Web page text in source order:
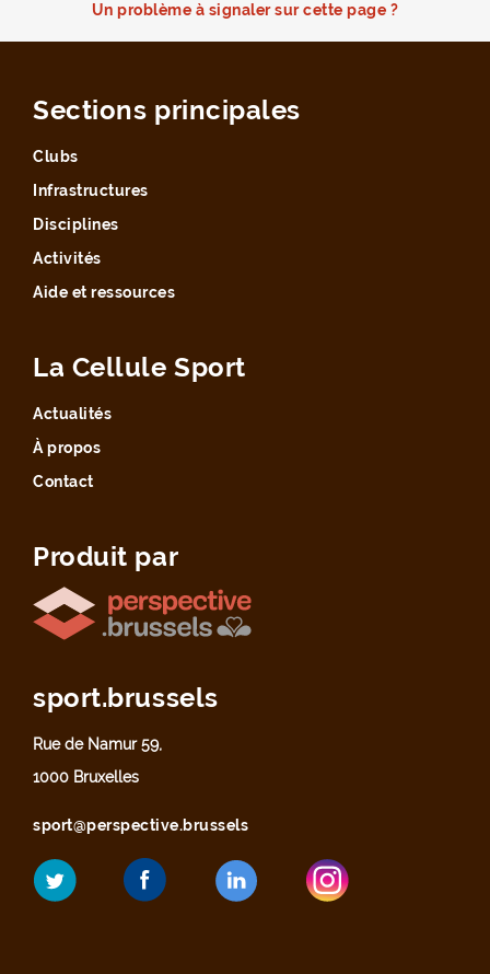
Un problème à signaler sur cette page ?
Sections principales
Clubs
Infrastructures
Disciplines
Activités
Aide et ressources
La Cellule Sport
Actualités
À propos
Contact
Produit par
sport.brussels
Rue de Namur 59,
1000 Bruxelles
sport@perspective.brussels